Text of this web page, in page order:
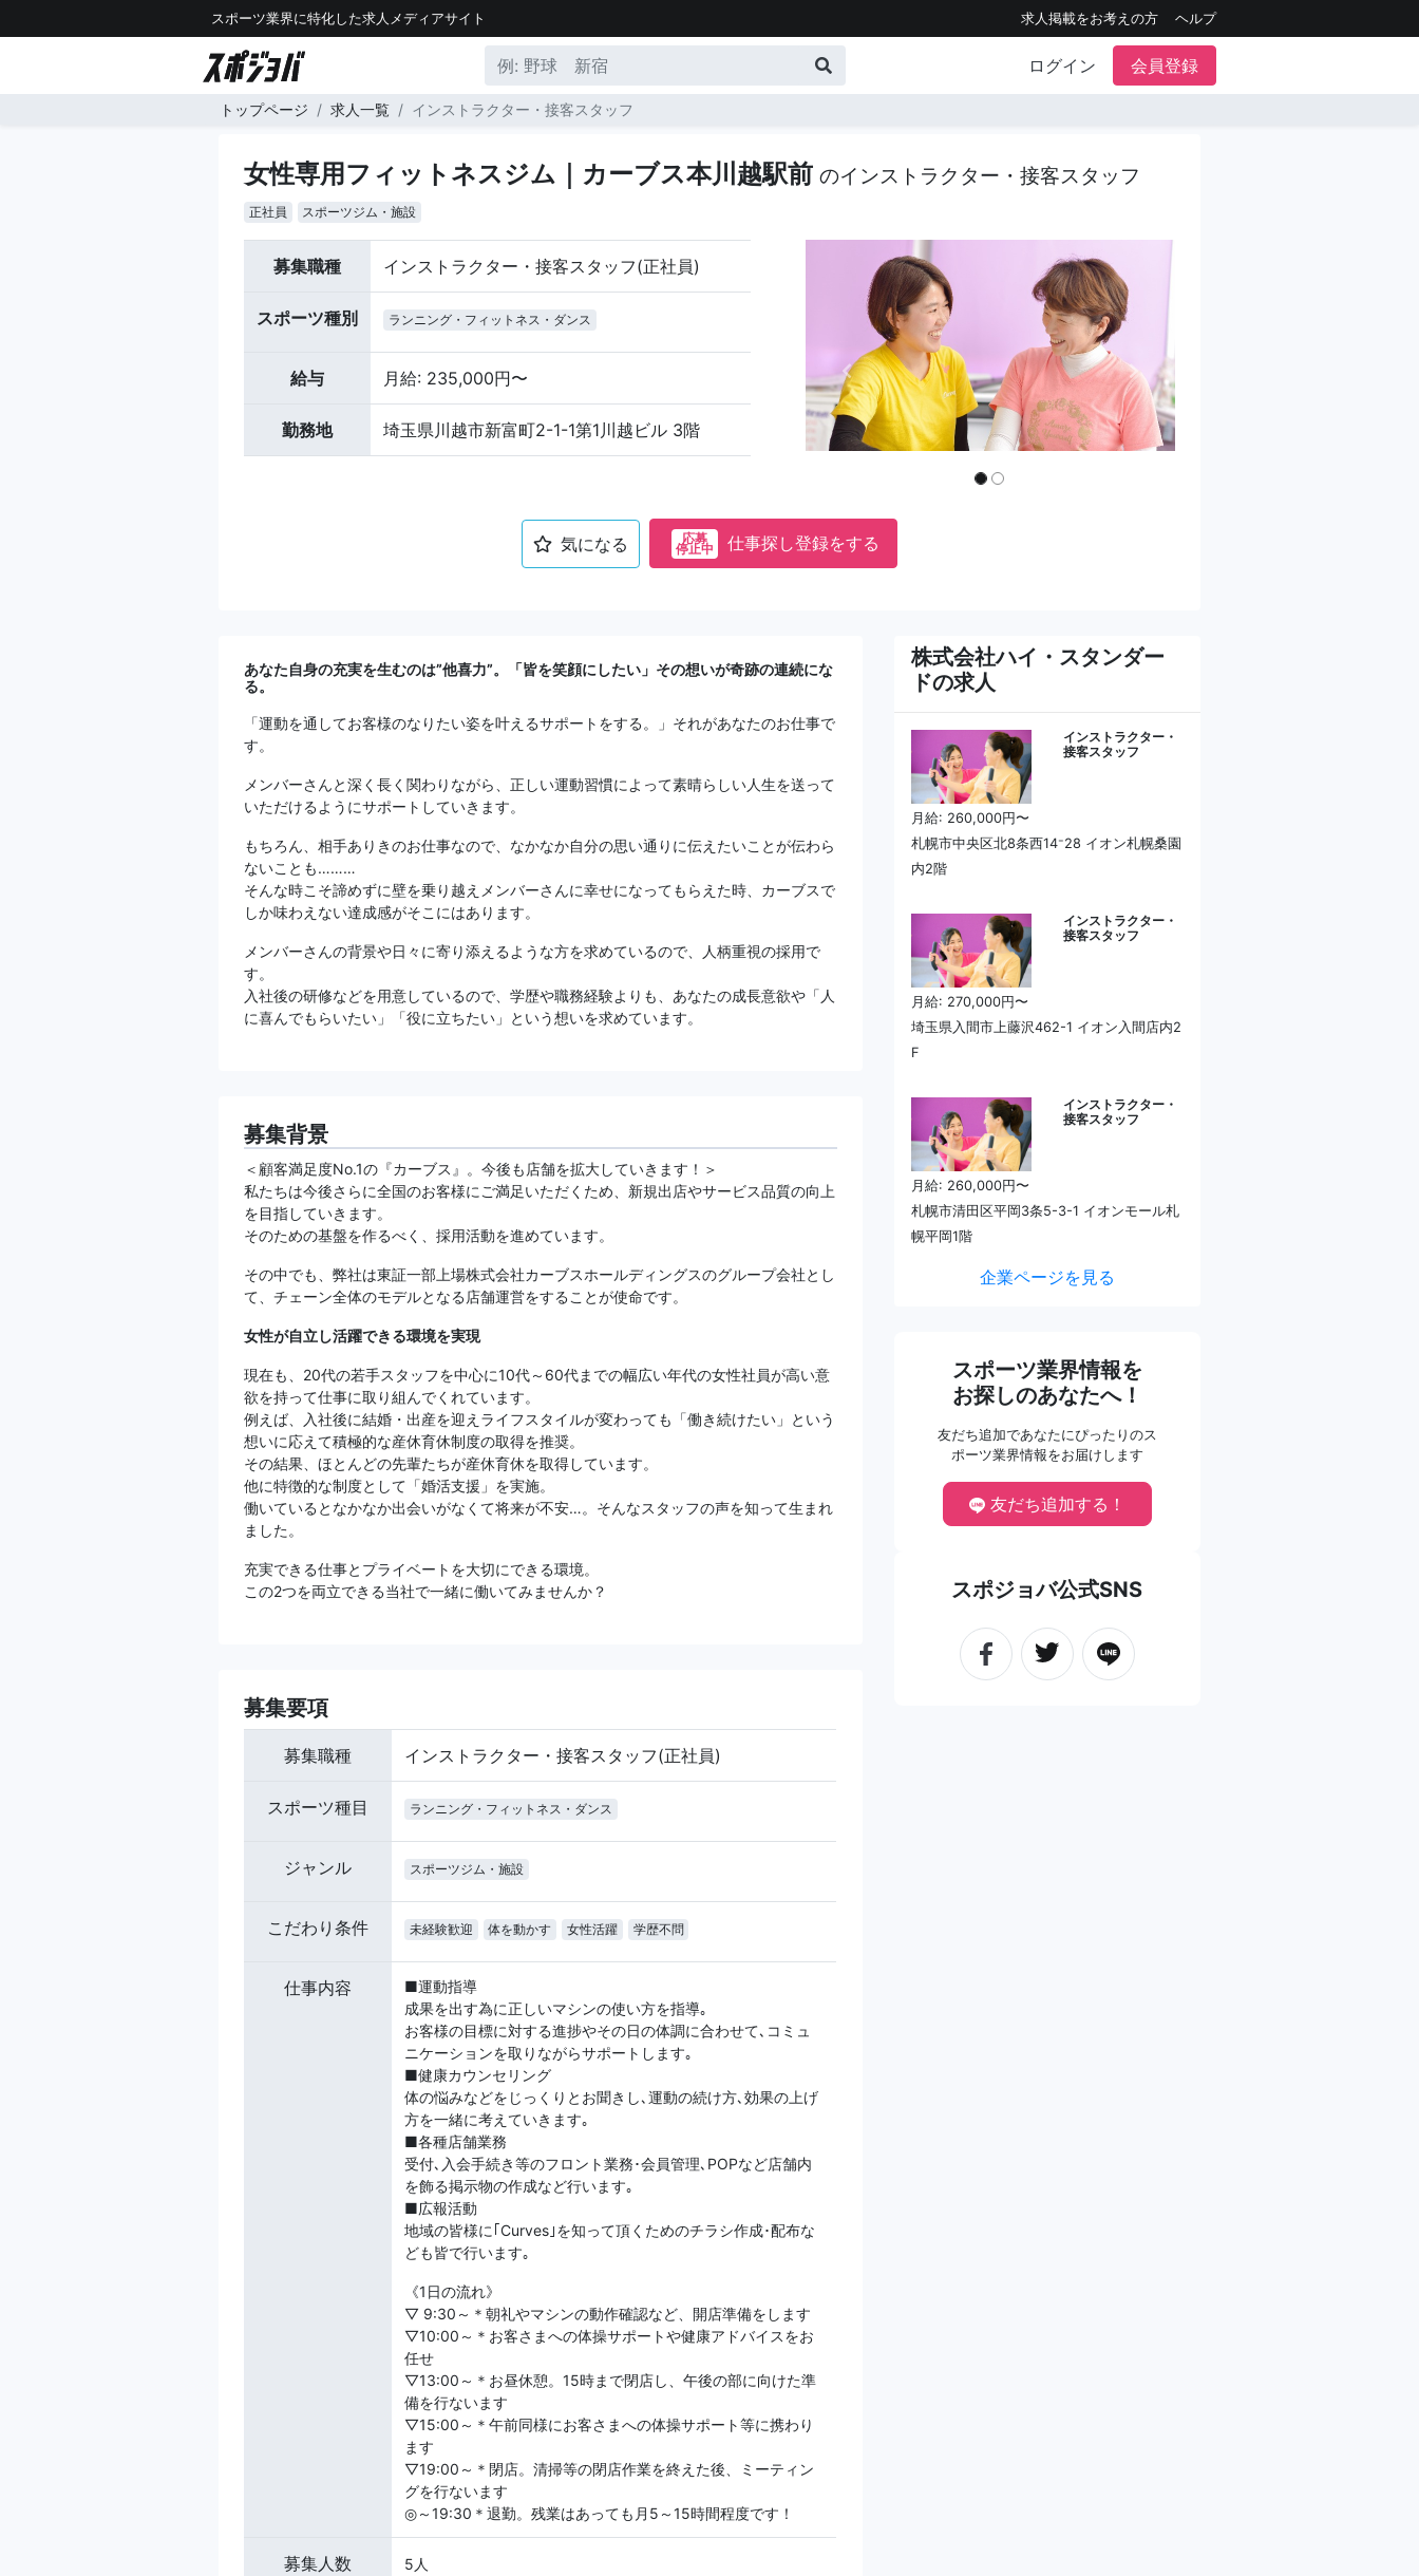
スポーツ業界に特化した求人メディアサイト 求人掲載をお考えの方 ヘルプ
ログイン 会員登録
トップページ 求人一覧 インストラクター・接客スタッフ
女性専用フィットネスジム｜カーブス本川越駅前 のインストラクター・接客スタッフ
正社員 スポーツジム・施設
募集職種 インストラクター・接客スタッフ(正社員)
スポーツ種別 ランニング・フィットネス・ダンス
給与 月給: 235,000円〜
勤務地 埼玉県川越市新富町2-1-1第1川越ビル 3階
気になる 応募
停止中 仕事探し登録をする
あなた自身の充実を生むのは”他喜力”。「皆を笑顔にしたい」その想いが奇跡の連続にな
る。
「運動を通してお客様のなりたい姿を叶えるサポートをする。」それがあなたのお仕事で
す。
メンバーさんと深く長く関わりながら、正しい運動習慣によって素晴らしい人生を送って
いただけるようにサポートしていきます。
もちろん、相手ありきのお仕事なので、なかなか自分の思い通りに伝えたいことが伝わら
ないことも………
そんな時こそ諦めずに壁を乗り越えメンバーさんに幸せになってもらえた時、カーブスで
しか味わえない達成感がそこにはあります。
メンバーさんの背景や日々に寄り添えるような方を求めているので、人柄重視の採用で
す。
入社後の研修などを用意しているので、学歴や職務経験よりも、あなたの成長意欲や「人
に喜んでもらいたい」「役に立ちたい」という想いを求めています。
募集背景
＜顧客満足度No.1の『カーブス』。今後も店舗を拡大していきます！＞
私たちは今後さらに全国のお客様にご満足いただくため、新規出店やサービス品質の向上
を目指していきます。
そのための基盤を作るべく、採用活動を進めています。
その中でも、弊社は東証一部上場株式会社カーブスホールディングスのグループ会社とし
て、チェーン全体のモデルとなる店舗運営をすることが使命です。
女性が自立し活躍できる環境を実現
現在も、20代の若手スタッフを中心に10代～60代までの幅広い年代の女性社員が高い意
欲を持って仕事に取り組んでくれています。
例えば、入社後に結婚・出産を迎えライフスタイルが変わっても「働き続けたい」という
想いに応えて積極的な産休育休制度の取得を推奨。
その結果、ほとんどの先輩たちが産休育休を取得しています。
他に特徴的な制度として「婚活支援」を実施。
働いているとなかなか出会いがなくて将来が不安…。そんなスタッフの声を知って生まれ
ました。
充実できる仕事とプライベートを大切にできる環境。
この2つを両立できる当社で一緒に働いてみませんか？
募集要項
募集職種 インストラクター・接客スタッフ(正社員)
スポーツ種目 ランニング・フィットネス・ダンス
ジャンル スポーツジム・施設
こだわり条件 未経験歓迎 体を動かす 女性活躍 学歴不問
仕事内容
■運動指導
成果を出す為に正しいマシンの使い方を指導｡
お客様の目標に対する進捗やその日の体調に合わせて､コミュ
ニケーションを取りながらサポートします｡
■健康カウンセリング
体の悩みなどをじっくりとお聞きし､運動の続け方､効果の上げ
方を一緒に考えていきます｡
■各種店舗業務
受付､入会手続き等のフロント業務･会員管理､POPなど店舗内
を飾る掲示物の作成など行います｡
■広報活動
地域の皆様に｢Curves｣を知って頂くためのチラシ作成･配布な
ども皆で行います｡
《1日の流れ》
▽ 9:30～＊朝礼やマシンの動作確認など、開店準備をします
▽10:00～＊お客さまへの体操サポートや健康アドバイスをお
任せ
▽13:00～＊お昼休憩。15時まで閉店し、午後の部に向けた準
備を行ないます
▽15:00～＊午前同様にお客さまへの体操サポート等に携わり
ます
▽19:00～＊閉店。清掃等の閉店作業を終えた後、ミーティン
グを行ないます
◎～19:30＊退勤。残業はあっても月5～15時間程度です！
募集人数 5人
株式会社ハイ・スタンダー
ドの求人
インストラクター・
接客スタッフ
月給: 260,000円〜
札幌市中央区北8条西14⁻28 イオン札幌桑園
内2階
インストラクター・
接客スタッフ
月給: 270,000円〜
埼玉県入間市上藤沢462-1 イオン入間店内2
F
インストラクター・
接客スタッフ
月給: 260,000円〜
札幌市清田区平岡3条5-3-1 イオンモール札
幌平岡1階
企業ページを見る
スポーツ業界情報を
お探しのあなたへ！
友だち追加であなたにぴったりのス
ポーツ業界情報をお届けします
友だち追加する！
スポジョバ公式SNS